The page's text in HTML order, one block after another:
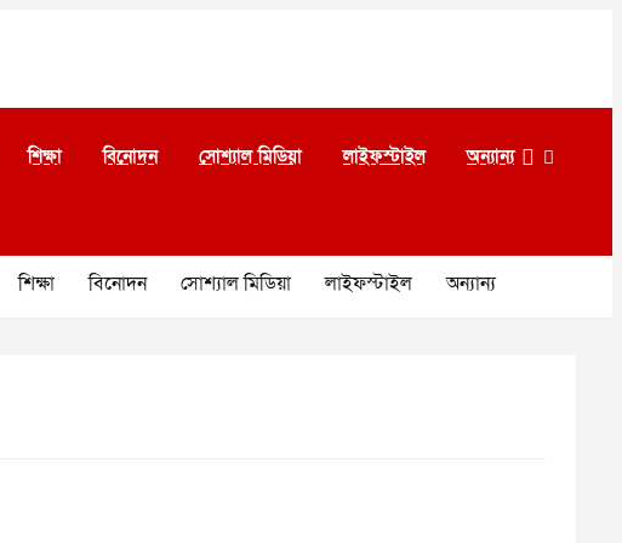
শিক্ষা বিনোদন সোশ্যাল মিডিয়া লাইফস্টাইল অন্যান্য
শিক্ষা বিনোদন সোশ্যাল মিডিয়া লাইফস্টাইল অন্যান্য